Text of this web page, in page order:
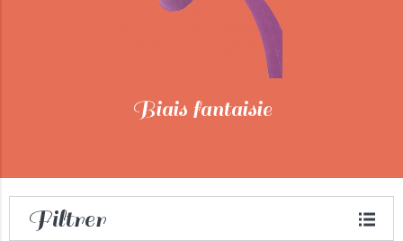
Biais fantaisie
Filtrer